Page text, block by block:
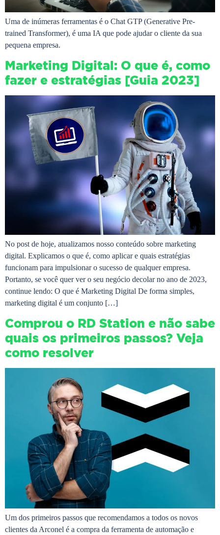
Uma de inúmeras ferramentas é o Chat GTP (Generative Pre-
trained Transformer), é uma IA que pode ajudar o cliente da sua
pequena empresa.
Marketing Digital: O que é, como
fazer e estratégias [Guia 2023]
No post de hoje, atualizamos nosso conteúdo sobre marketing
digital. Explicamos o que é, como aplicar e quais estratégias
funcionam para impulsionar o sucesso de qualquer empresa.
Portanto, se você quer ver o seu negócio decolar no ano de 2023,
continue lendo: O que é Marketing Digital De forma simples,
marketing digital é um conjunto […]
Comprou o RD Station e não sabe
quais os primeiros passos? Veja
como resolver
Um dos primeiros passos que recomendamos a todos os novos
clientes da Arconel é a compra da ferramenta de automação e